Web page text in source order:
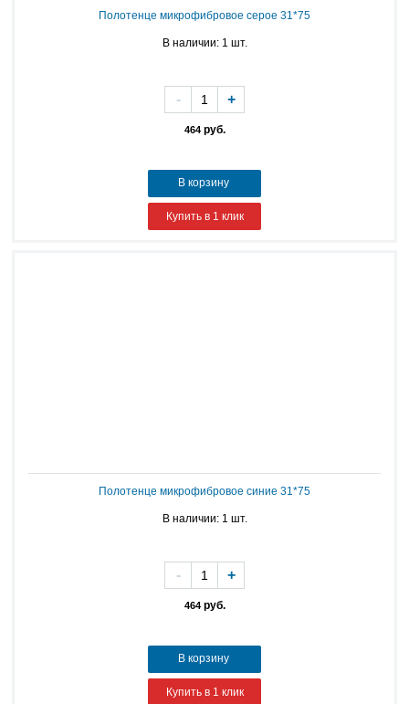
Полотенце микрофибровое серое 31*75
В наличии: 1 шт.
464руб.
- +
В корзину
Купить в 1 клик
Полотенце микрофибровое синие 31*75
В наличии: 1 шт.
464руб.
- +
В корзину
Купить в 1 клик